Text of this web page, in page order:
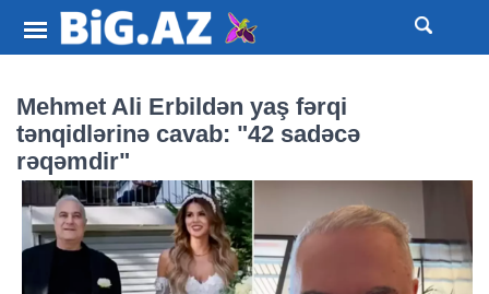
Mehmet Ali Erbildən yaş fərqi
tənqidlərinə cavab: "42 sadəcə
rəqəmdir"